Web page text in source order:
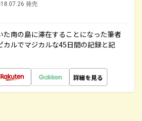
発売
た南の島に滞在することになった筆者
カルでマジカルな45日間の記録と記
詳細を見る